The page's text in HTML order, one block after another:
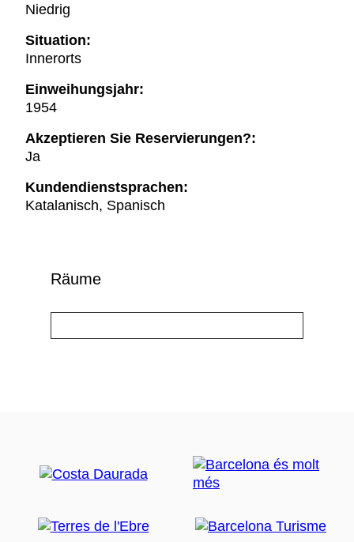
Niedrig
Situation:
Innerorts
Einweihungsjahr:
1954
Akzeptieren Sie Reservierungen?:
Ja
Kundendienstsprachen:
Katalanisch, Spanisch
Räume